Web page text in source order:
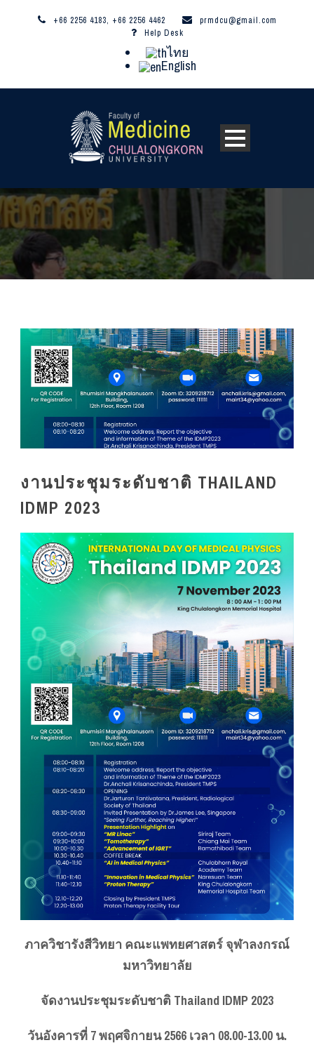
+66 2256 4183, +66 2256 4462
prmdcu@gmail.com
Help Desk
ไทย
English
งานประชุมระดับชาติ THAILAND
IDMP 2023
ภาควิชารังสีวิทยา คณะแพทยศาสตร์ จุฬาลงกรณ์
มหาวิทยาลัย
จัดงานประชุมระดับชาติ Thailand IDMP 2023
วันอังคารที่ 7 พฤศจิกายน 2566 เวลา 08.00-13.00 น.